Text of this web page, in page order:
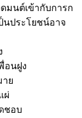
มนต์เข้ากับการก
นประโยชน์อาจ
อนฝูง
าย
ผ่
ชอบ